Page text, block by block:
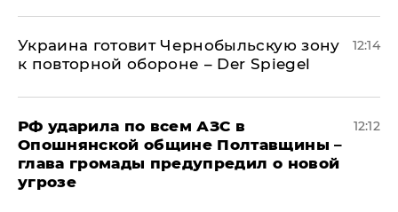
Украина готовит Чернобыльскую зону
к повторной обороне – Der Spiegel
12:14
РФ ударила по всем АЗС в
Опошнянской общине Полтавщины –
глава громады предупредил о новой
угрозе
12:12